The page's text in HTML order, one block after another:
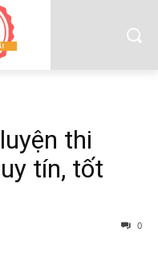
thi
tín, tốt
0